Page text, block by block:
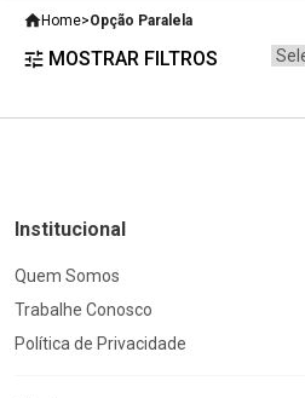
Home>Opção Paralela
MOSTRAR FILTROS
Institucional
Quem Somos
Trabalhe Conosco
Política de Privacidade